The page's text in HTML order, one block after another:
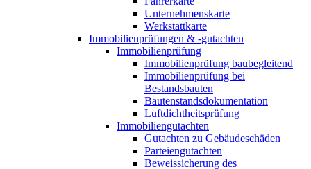
Unternehmenskarte
Werkstattkarte
Immobilienprüfungen & -gutachten
Immobilienprüfung
Immobilienprüfung baubegleitend
Immobilienprüfung bei
Bestandsbauten
Bautenstandsdokumentation
Luftdichtheitsprüfung
Immobiliengutachten
Gutachten zu Gebäudeschäden
Parteiengutachten
Beweissicherung des